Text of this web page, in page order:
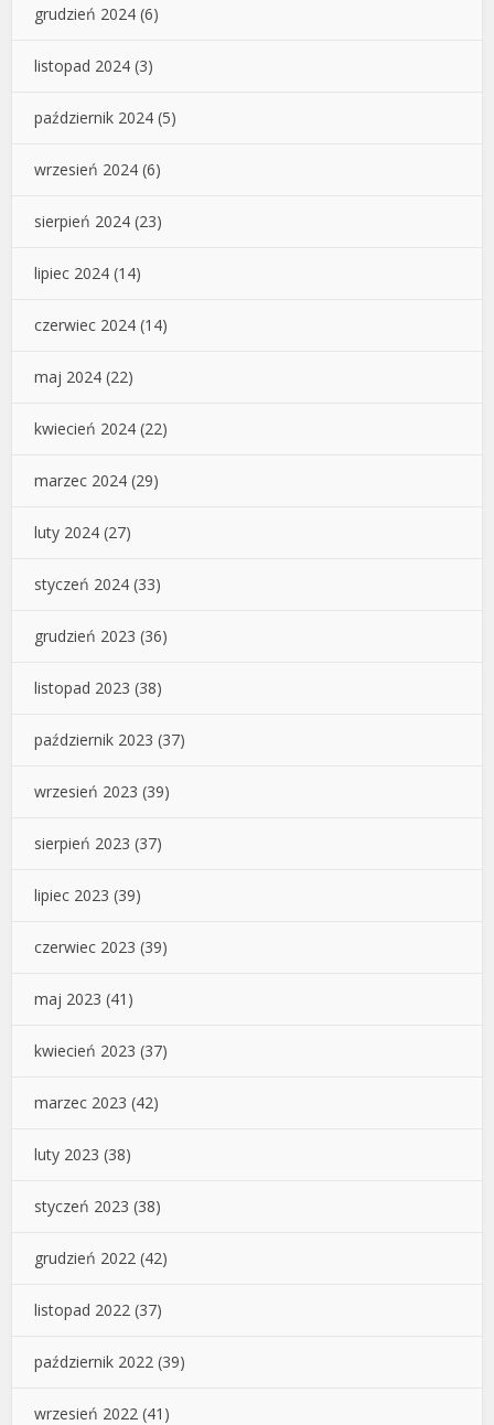
grudzień 2024 (6)
listopad 2024 (3)
październik 2024 (5)
wrzesień 2024 (6)
sierpień 2024 (23)
lipiec 2024 (14)
czerwiec 2024 (14)
maj 2024 (22)
kwiecień 2024 (22)
marzec 2024 (29)
luty 2024 (27)
styczeń 2024 (33)
grudzień 2023 (36)
listopad 2023 (38)
październik 2023 (37)
wrzesień 2023 (39)
sierpień 2023 (37)
lipiec 2023 (39)
czerwiec 2023 (39)
maj 2023 (41)
kwiecień 2023 (37)
marzec 2023 (42)
luty 2023 (38)
styczeń 2023 (38)
grudzień 2022 (42)
listopad 2022 (37)
październik 2022 (39)
wrzesień 2022 (41)